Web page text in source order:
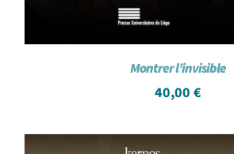
Montrer l’invisible
40,00 €